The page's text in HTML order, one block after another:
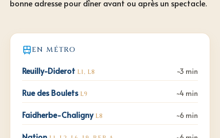
bonne adresse pour dîner avant ou après un spectacle.
EN MÉTRO
Reuilly-Diderot L1, L8 ~3 min
Rue des Boulets L9 ~4 min
Faidherbe-Chaligny L8 ~6 min